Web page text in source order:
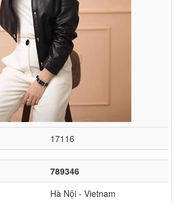
17116
789346
Hà Nội - Vietnam